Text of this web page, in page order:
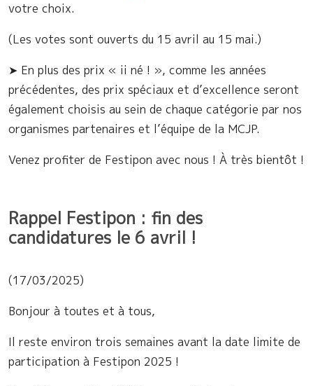
votre choix.
(Les votes sont ouverts du 15 avril au 15 mai.)
➤ En plus des prix « ii né ! », comme les années
précédentes, des prix spéciaux et d’excellence seront
également choisis au sein de chaque catégorie par nos
organismes partenaires et l’équipe de la MCJP.
Venez profiter de Festipon avec nous ! À très bientôt !
Rappel Festipon : fin des
candidatures le 6 avril !
(17/03/2025)
Bonjour à toutes et à tous,
Il reste environ trois semaines avant la date limite de
participation à Festipon 2025 !